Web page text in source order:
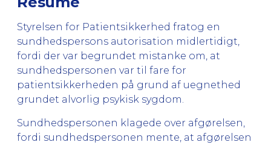
Styrelsen for Patientsikkerhed fratog en
sundhedspersons autorisation midlertidigt,
fordi der var begrundet mistanke om, at
sundhedspersonen var til fare for
patientsikkerheden på grund af uegnethed
grundet alvorlig psykisk sygdom.
Sundhedspersonen klagede over afgørelsen,
fordi sundhedspersonen mente, at afgørelsen